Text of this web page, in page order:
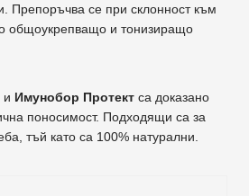
Препоръчва се при склонност към
общоукрепващо и тонизиращо
и Имунобор Протект са доказано
поносимост. Подходящи са за
тъй като са 100% натурални.